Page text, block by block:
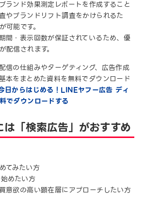
ランド効果測定レポートを作成すること
やブランドリフト調査をかけられるた
可能です。
間・表示回数が保証されているため、優
配信されます。
信の仕組みやターゲティング、広告作成
本をまとめた資料を無料でダウンロード
日からはじめる！LINEヤフー広告 ディ
でダウンロードする
「検索広告」がおすすめ
てみたい方
めたい方
意欲の高い顕在層にアプローチしたい方